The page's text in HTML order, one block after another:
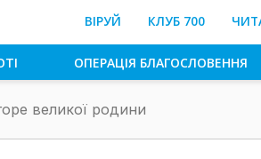
ВІРУЙ КЛУБ 700
ОПЕРАЦІЯ БЛАГОСЛОВЕННЯ
великої родини